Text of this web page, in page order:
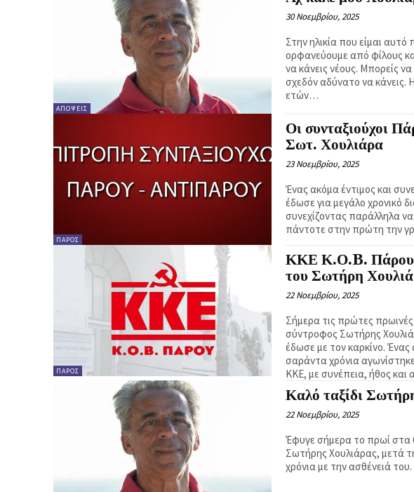
ΑΠΌΨΕΙΣ
30 Νοεμβρίου, 2025
Στην ηλικία που είμαι αυτό
ορφανεύουμε από φίλους
να κάνεις νέους. Μπορείς
σχεδόν αδύνατο να κάνεις.
ετών…
ΠΆΡΟΣ
Οι συνταξιούχοι
Σωτ. Χουλιάρα
23 Νοεμβρίου, 2025
Ένας ακόμα έντιμος και
έδωσε για μεγάλο χρονικό
συνεχίζοντας παράλληλα
πάντοτε στην πρώτη την
ΠΆΡΟΣ
ΚΚΕ Κ.Ο.B. Πάρου
του Σωτήρη
22 Νοεμβρίου, 2025
Σήμερα τις πρώτες
σύντροφος Σωτήρης
έδωσε με τον καρκίνο.
σαράντα χρόνια
ΚΚΕ, με συνέπεια, ήθος και
Καλό ταξίδι
22 Νοεμβρίου, 2025
Έφυγε σήμερα το πρωί στα
Σωτήρης Χουλιάρας, μετά
χρόνια με την ασθένειά του.